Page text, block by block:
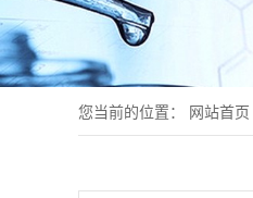
您当前的位置： 网站首页